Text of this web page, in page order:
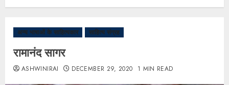
अन्य भाषाओं के साहित्यकार साहित्य संग्रह
रामानंद सागर
ASHWINIRAI DECEMBER 29, 2020 1 MIN READ